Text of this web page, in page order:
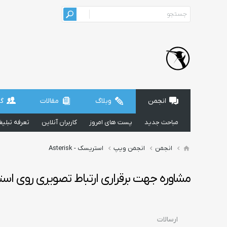
انجمن وبلاگ مقالات
مباحث جدید پست های امروز کاربران آنلاین تعرفه
انجمن انجمن ویپ استریسک - Asterisk
مشاوره جهت برقراری ارتباط تصویری روی
ارسالات